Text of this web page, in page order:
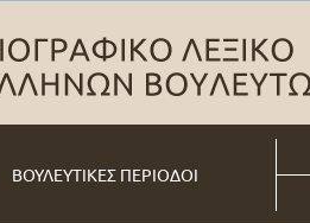
ΒΟΥΛΕΥΤΙΚΕΣ ΠΕΡΙΟΔΟΙ